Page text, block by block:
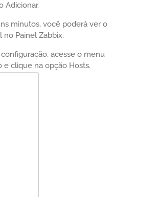
Adicionar.
minutos, você poderá ver o
no Painel Zabbix.
configuração, acesse o menu
e clique na opção Hosts.